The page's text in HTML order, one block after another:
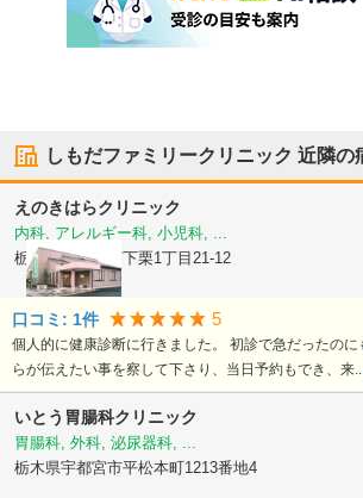
しもだファミリークリニック 近隣の
えのきはらクリニック
内科, アレルギー科, 小児科, ...
栃木県宇都宮市下栗1丁目21-12
口コミ: 1件 5
個人的に健康診断に行きました。 初診で急だったの
らが伝えたい事を察して下さり、当日予約もでき、来
いとう胃腸科クリニック
胃腸科, 外科, 泌尿器科, ...
栃木県宇都宮市平松本町1213番地4